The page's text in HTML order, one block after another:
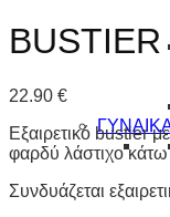
22.90 €
Εξαιρετικό bustier
φαρδύ λάστιχο
Συνδυάζεται